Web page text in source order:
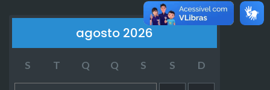
agosto 2026
S T Q Q S S D